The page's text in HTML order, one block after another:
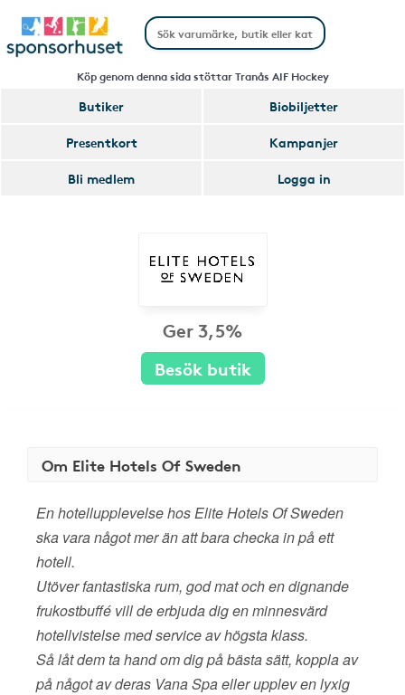
Köp genom denna sida stöttar Tranås AIF Hockey
Butiker
Biobiljetter
Presentkort
Kampanjer
Bli medlem
Logga in
Ger 3,5%
Besök butik
Om Elite Hotels Of Sweden
En hotellupplevelse hos Elite Hotels Of Sweden
ska vara något mer än att bara checka in på ett
hotell.
Utöver fantastiska rum, god mat och en dignande
frukostbuffé vill de erbjuda dig en minnesvärd
hotellvistelse med service av högsta klass.
Så låt dem ta hand om dig på bästa sätt, koppla av
på något av deras Vana Spa eller upplev en lyxig